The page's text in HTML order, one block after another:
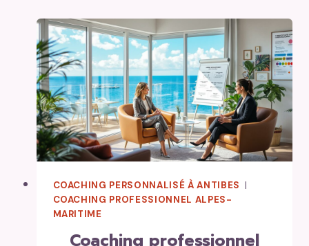
COACHING PERSONNALISÉ À ANTIBES |
COACHING PROFESSIONNEL ALPES-
MARITIME
coaching professionnel